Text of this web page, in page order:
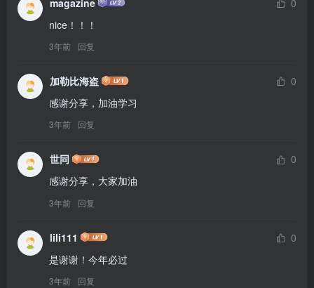
nice！！！
3年前 回复
加勒比海盗
0
感谢分享，加油学习
3年前 回复
世同
0
感谢分享，大家加油
3年前 回复
lili111
0
是谢谢！今年必过
3年前 回复